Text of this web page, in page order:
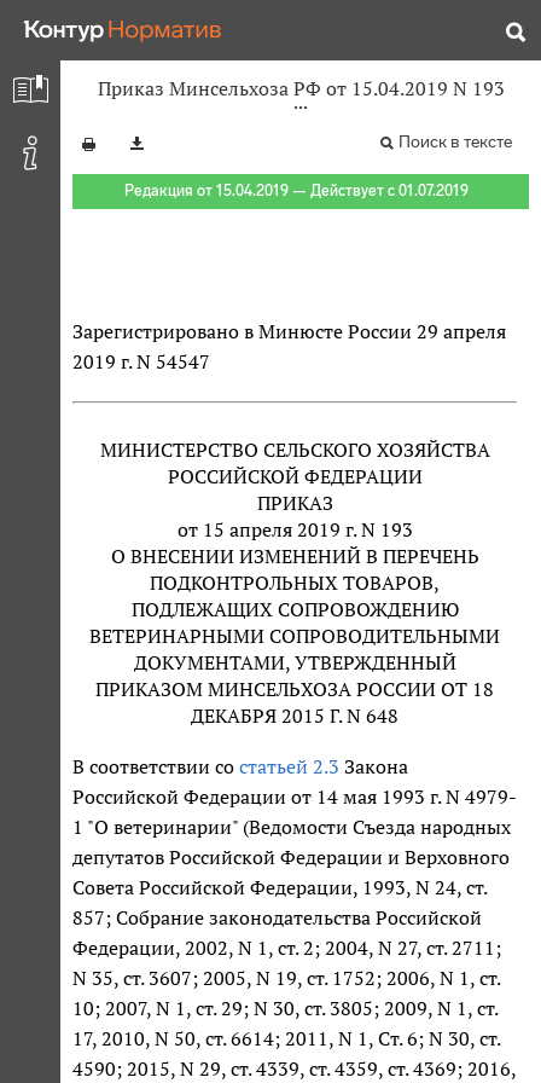
Приказ Минсельхоза РФ от 15.04.2019 N 193
Поиск в тексте
Редакция от 15.04.2019 — Действует с 01.07.2019
Зарегистрировано в Минюсте России 29 апреля
2019 г. N 54547
МИНИСТЕРСТВО СЕЛЬСКОГО ХОЗЯЙСТВА
РОССИЙСКОЙ ФЕДЕРАЦИИ
ПРИКАЗ
от 15 апреля 2019 г. N 193
О ВНЕСЕНИИ ИЗМЕНЕНИЙ В ПЕРЕЧЕНЬ
ПОДКОНТРОЛЬНЫХ ТОВАРОВ,
ПОДЛЕЖАЩИХ СОПРОВОЖДЕНИЮ
ВЕТЕРИНАРНЫМИ СОПРОВОДИТЕЛЬНЫМИ
ДОКУМЕНТАМИ, УТВЕРЖДЕННЫЙ
ПРИКАЗОМ МИНСЕЛЬХОЗА РОССИИ ОТ 18
ДЕКАБРЯ 2015 Г. N 648
В соответствии со статьей 2.3 Закона
Российской Федерации от 14 мая 1993 г. N 4979-
1 "О ветеринарии" (Ведомости Съезда народных
депутатов Российской Федерации и Верховного
Совета Российской Федерации, 1993, N 24, ст.
857; Собрание законодательства Российской
Федерации, 2002, N 1, ст. 2; 2004, N 27, ст. 2711;
N 35, ст. 3607; 2005, N 19, ст. 1752; 2006, N 1, ст.
10; 2007, N 1, ст. 29; N 30, ст. 3805; 2009, N 1, ст.
17, 2010, N 50, ст. 6614; 2011, N 1, Ст. 6; N 30, ст.
4590; 2015, N 29, ст. 4339, ст. 4359, ст. 4369; 2016,